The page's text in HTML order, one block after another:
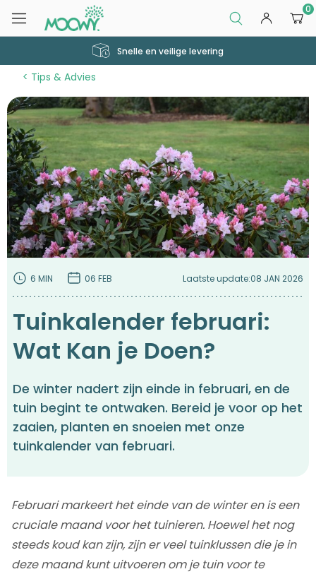
0
Snelle en veilige levering
Tips & Advies
6 MIN 06 FEB Laatste update:08 JAN 2026
Tuinkalender februari:
Wat Kan je Doen?
De winter nadert zijn einde in februari, en de
tuin begint te ontwaken. Bereid je voor op het
zaaien, planten en snoeien met onze
tuinkalender van februari.
Februari markeert het einde van de winter en is een
cruciale maand voor het tuinieren. Hoewel het nog
steeds koud kan zijn, zijn er veel tuinklussen die je in
deze maand kunt uitvoeren om je tuin voor te